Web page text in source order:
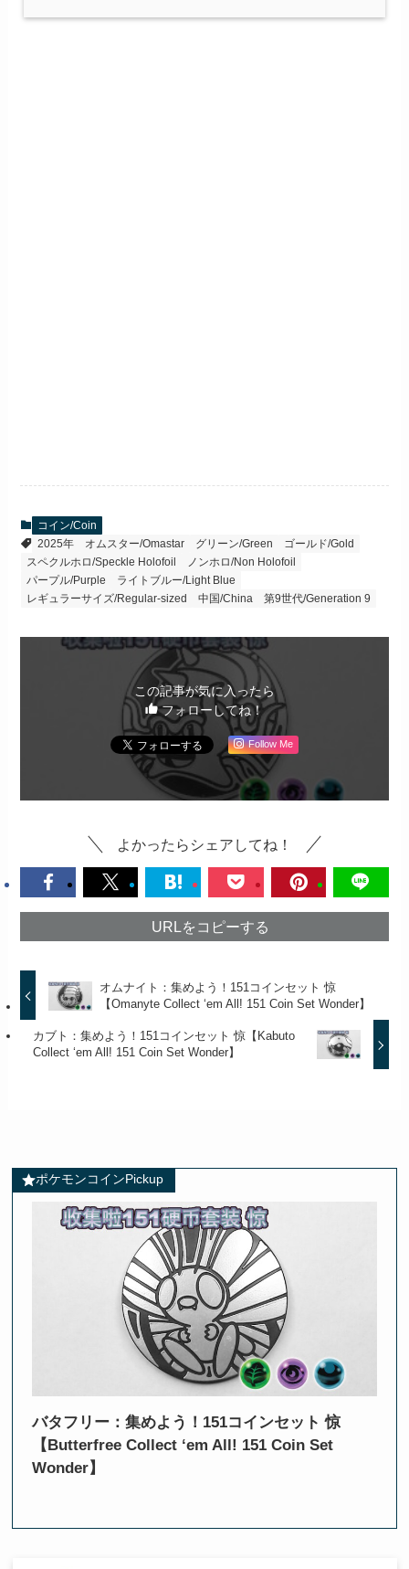
コイン/Coin
2025年
オムスター/Omastar グリーン/Green
ゴールド/Gold
スペクルホロ/Speckle Holofoil
ノンホロ/Non Holofoil
パープル/Purple
ライトブルー/Light Blue
レギュラーサイズ/Regular-sized
中国/China 第9世代/Generation 9
この記事が気に入ったら
フォローしてね！
Follow Me
よかったらシェアしてね！
URLをコピーする
オムナイト：集めよう！151コインセット 惊
【Omanyte Collect ‘em All! 151 Coin Set Wonder】
カブト：集めよう！151コインセット 惊【Kabuto
Collect ‘em All! 151 Coin Set Wonder】
ポケモンコインPickup
バタフリー：集めよう！151コインセット 惊
【Butterfree Collect ‘em All! 151 Coin Set
Wonder】